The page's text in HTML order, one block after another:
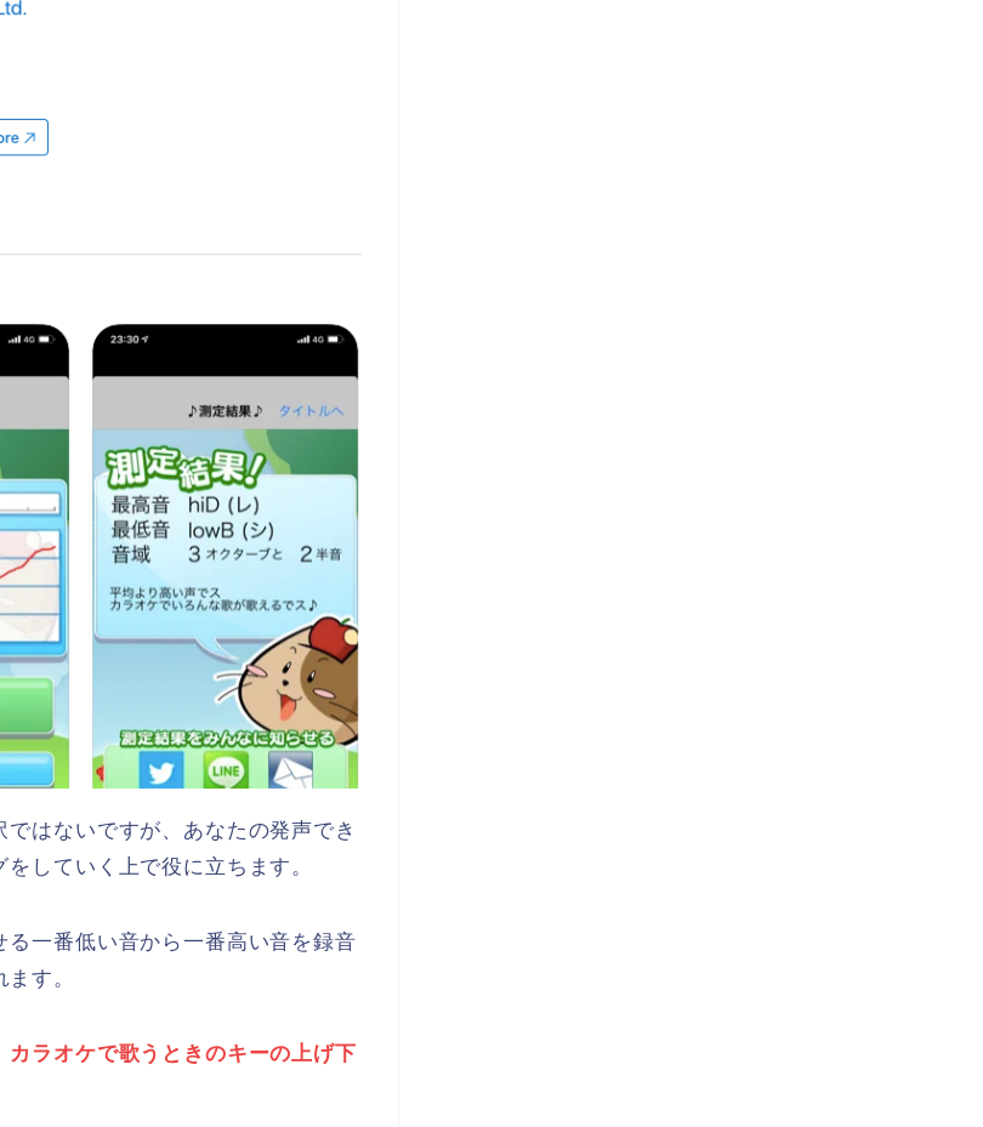
はないですが、あなたの発声でき
していく上で役に立ちます。
一番低い音から一番高い音を録音
す。
カラオケで歌うときのキーの上げ下